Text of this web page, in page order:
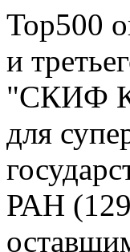
Top500
и
"СКИФ
для
РАН